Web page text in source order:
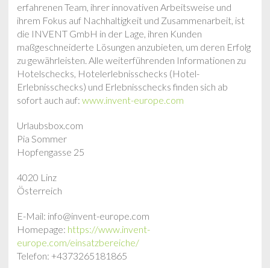
erfahrenen Team, ihrer innovativen Arbeitsweise und
ihrem Fokus auf Nachhaltigkeit und Zusammenarbeit, ist
die INVENT GmbH in der Lage, ihren Kunden
maßgeschneiderte Lösungen anzubieten, um deren Erfolg
zu gewährleisten. Alle weiterführenden Informationen zu
Hotelschecks, Hotelerlebnisschecks (Hotel-
Erlebnisschecks) und Erlebnisschecks finden sich ab
sofort auch auf: www.invent-europe.com
Urlaubsbox.com
Pia Sommer
Hopfengasse 25
4020 Linz
Österreich
E-Mail: info@invent-europe.com
Homepage: https://www.invent-
europe.com/einsatzbereiche/
Telefon: +4373265181865